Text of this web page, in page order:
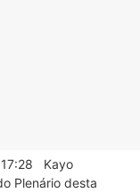
17:28 Kayo
Plenário desta